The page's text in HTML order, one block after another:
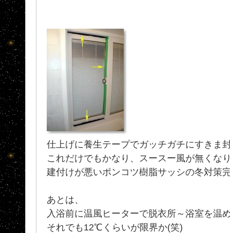
仕上げに養生テープでガッチガチにすきま
これだけでもかなり、スースー風が無くな
建付けが悪いポンコツ樹脂サッシの冬対策
あとは、
入浴前に温風ヒーターで脱衣所～浴室を温
それでも12℃くらいが限界か(笑)